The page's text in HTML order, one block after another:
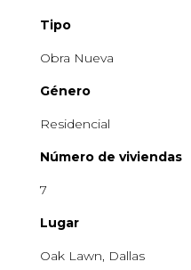
Tipo
Obra Nueva
Género
Residencial
Número de viviendas
7
Lugar
Oak Lawn , Dallas